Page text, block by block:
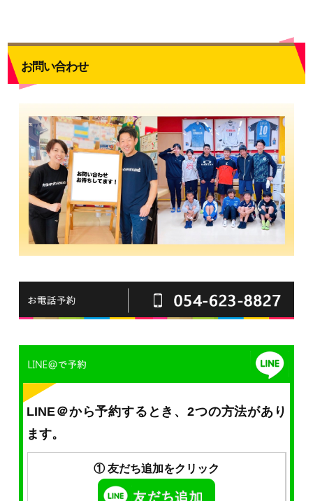
お問い合わせ
LINE＠から予約するとき、2つの方法があり
ます。
① 友だち追加をクリック